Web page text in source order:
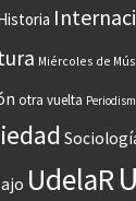
Miércoles de
otra vuelta
UdelaR